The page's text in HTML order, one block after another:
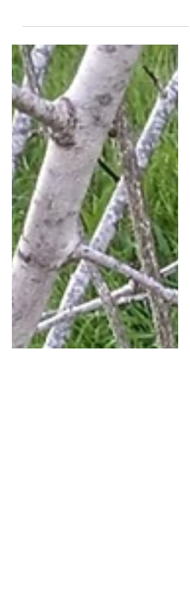
savo kūriniu (ir jis, gyvačiūkštė, pats
birželį „ Devintas gyvenimas “ sugrįžo
pas skaitytojus. Antrąją laidą pasaulin
paleido leidykla Knygauk . Jūsų laukia
kiek pakoreguotas leidimas -
kompaktiškesnis, lengviau į rankinę ar
kuprinę įsliuogiantis formatas,
atsparesnis viršelis, išgaudytos pirmoje
laidoje likusios nepastebėtos klaidos
(o, kaip bujojo ir šventė mano
perfekcionistinė savasties